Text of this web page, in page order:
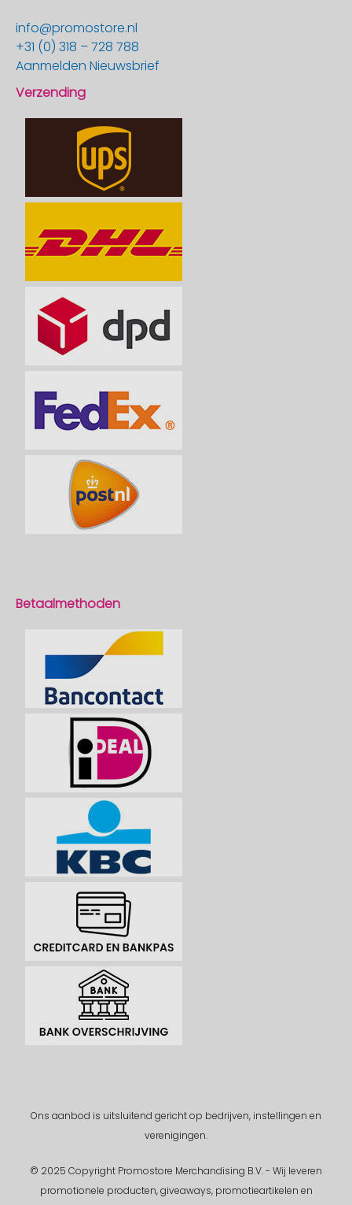
info@promostore.nl
+31 (0) 318 – 728 788
Aanmelden Nieuwsbrief
Verzending
Betaalmethoden
Ons aanbod is uitsluitend gericht op bedrijven, instellingen en
verenigingen.
© 2025 Copyright Promostore Merchandising B.V. - Wij leveren
promotionele producten, giveaways, promotieartikelen en